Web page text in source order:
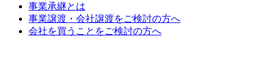
事業承継とは
事業譲渡・会社譲渡をご検討の方へ
会社を買うことをご検討の方へ